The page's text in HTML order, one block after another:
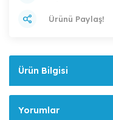
Ürünü Paylaş!
Ürün Bilgisi
Yorumlar